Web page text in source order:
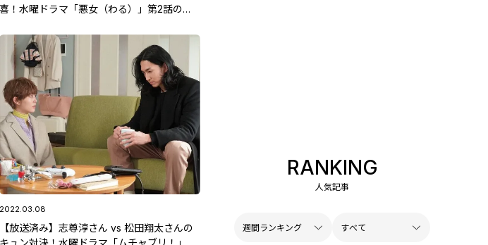
喜！水曜ドラマ「悪女（わる）」第2話のあ
2022.03.08
【放送済み】志尊淳さん vs 松田翔太さんの
RANKING
人気記事